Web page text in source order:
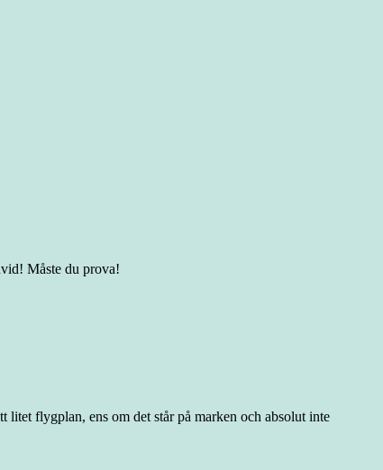
Måste du prova!
flygplan, ens om det står på marken och absolut inte